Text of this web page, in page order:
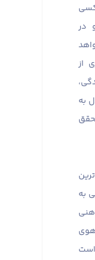
در
از
به
به